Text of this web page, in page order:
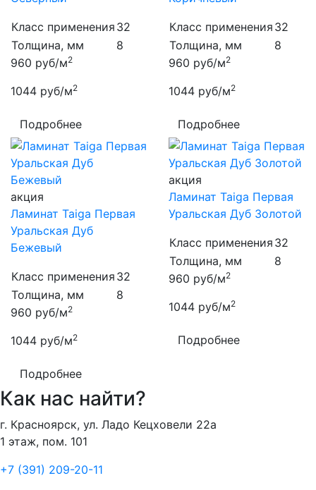
Класс применения 32
Толщина, мм
8
960 руб/м2
1044 руб/м2
Подробнее
Класс применения 32
Толщина, мм
8
960 руб/м2
1044 руб/м2
Подробнее
акция
Ламинат Taiga Первая
Уральская Дуб
Бежевый
Класс применения 32
Толщина, мм
8
960 руб/м2
1044 руб/м2
Подробнее
акция
Ламинат Taiga Первая
Уральская Дуб Золотой
Класс применения 32
Толщина, мм
8
960 руб/м2
1044 руб/м2
Подробнее
Как нас найти?
г. Красноярск, ул. Ладо Кецховели 22а
1 этаж, пом. 101
+7 (391) 209-20-11